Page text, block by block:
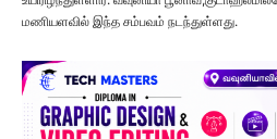
மணியளவில் இந்த சம்பவம் நடந்துள்ளது.